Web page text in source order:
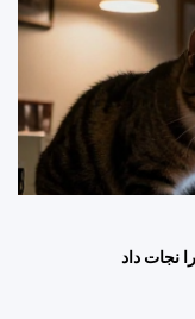
نجات داد